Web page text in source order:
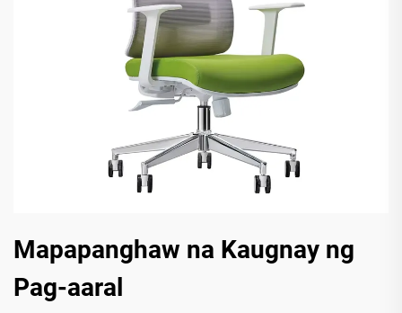
Mapapanghaw na Kaugnay ng
Pag-aaral